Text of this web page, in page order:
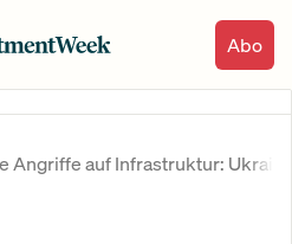
Abo
Angriffe auf Infrastruktur: